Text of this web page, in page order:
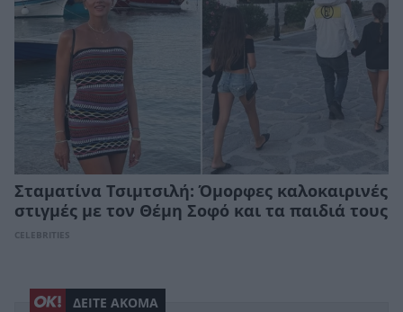
Σταματίνα Τσιμτσιλή: Όμορφες καλοκαιρινές
στιγμές με τον Θέμη Σοφό και τα παιδιά τους
CELEBRITIES
ΔΕΙΤΕ ΑΚΟΜΑ